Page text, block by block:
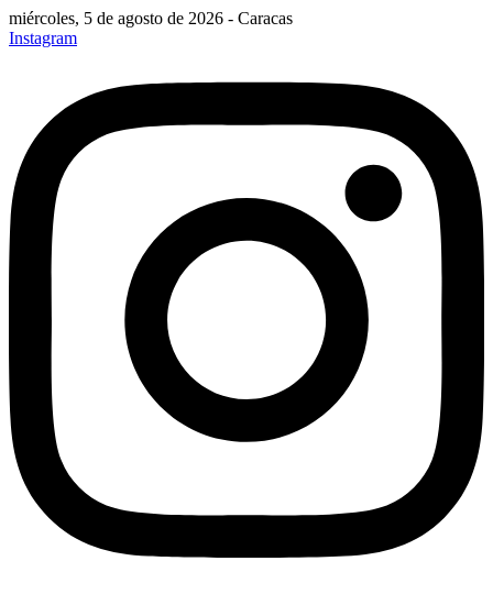
miércoles, 5 de agosto de 2026 - Caracas
Instagram